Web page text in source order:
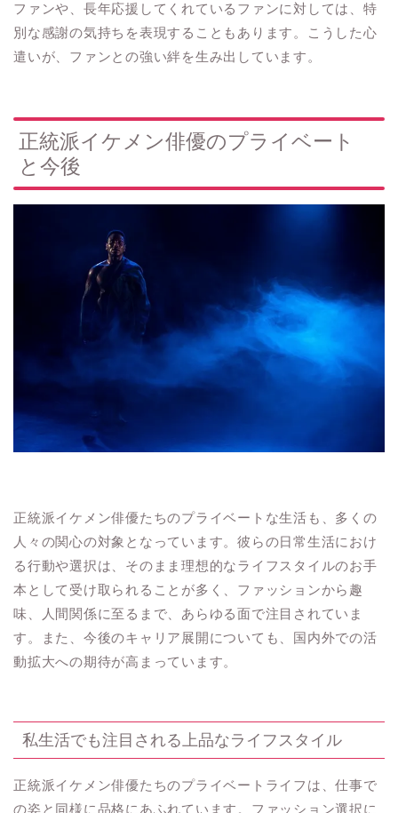
ファンや、長年応援してくれているファンに対しては、特
別な感謝の気持ちを表現することもあります。こうした心
遣いが、ファンとの強い絆を生み出しています。
正統派イケメン俳優のプライベート
と今後
正統派イケメン俳優たちのプライベートな生活も、多くの
人々の関心の対象となっています。彼らの日常生活におけ
る行動や選択は、そのまま理想的なライフスタイルのお手
本として受け取られることが多く、ファッションから趣
味、人間関係に至るまで、あらゆる面で注目されていま
す。また、今後のキャリア展開についても、国内外での活
動拡大への期待が高まっています。
私生活でも注目される上品なライフスタイル
正統派イケメン俳優たちのプライベートライフは、仕事で
の姿と同様に品格にあふれています。ファッション選択に